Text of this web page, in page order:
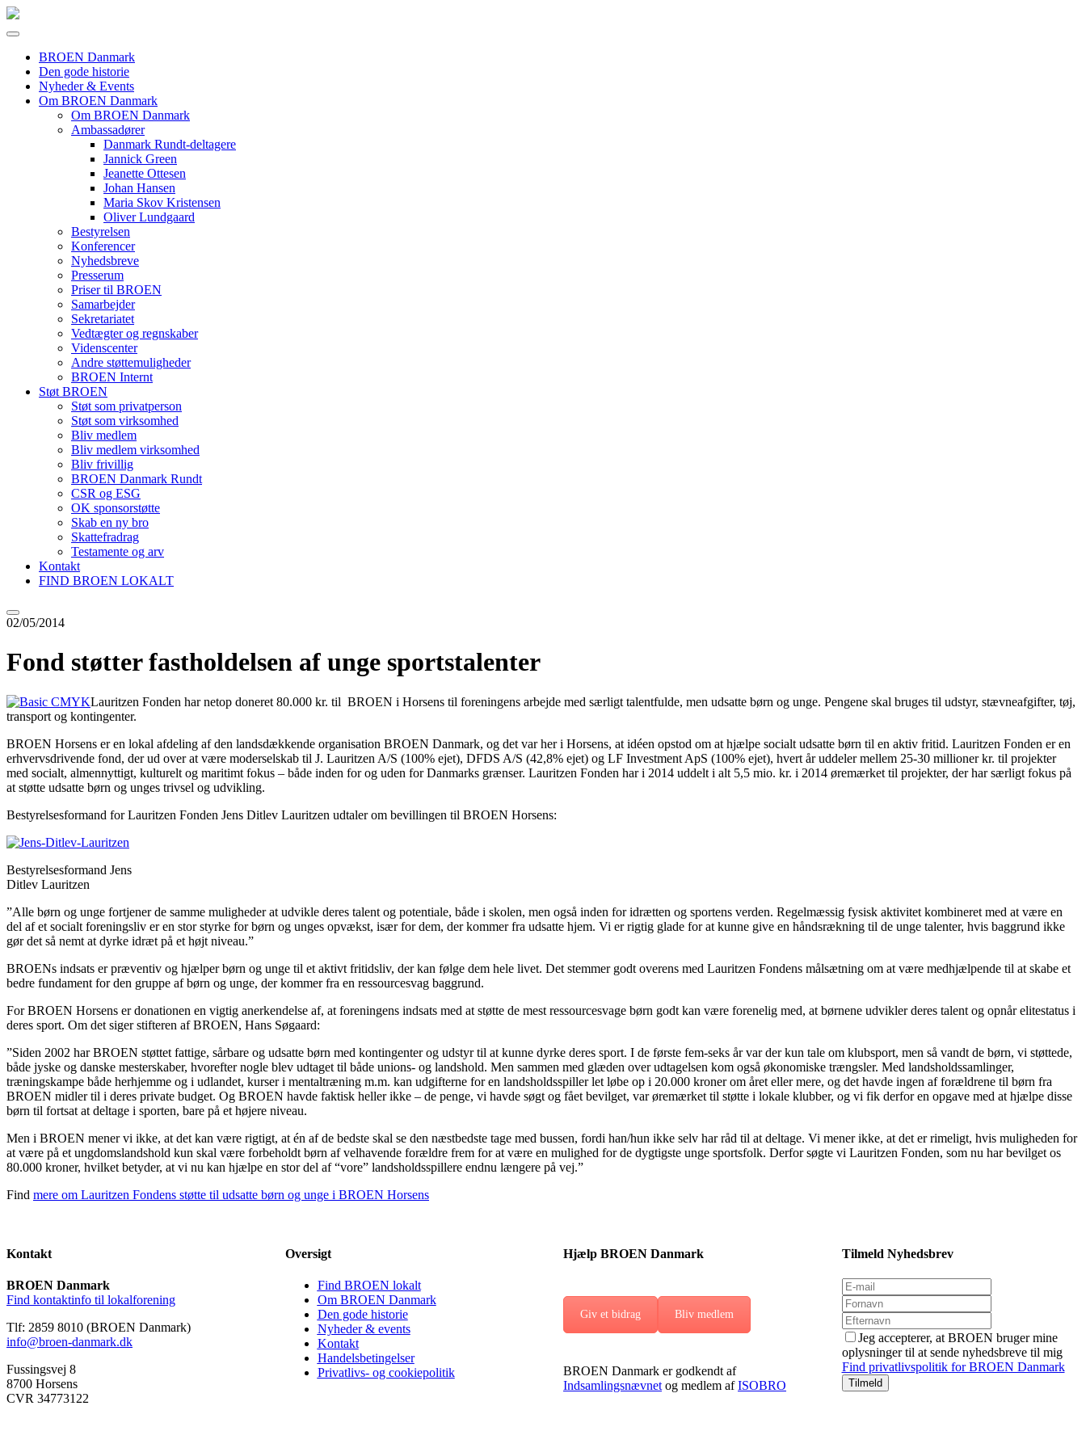
BROEN Danmark
Den gode historie
Nyheder & Events
Om BROEN Danmark
Om BROEN Danmark
Ambassadører
Danmark Rundt-deltagere
Jannick Green
Jeanette Ottesen
Johan Hansen
Maria Skov Kristensen
Oliver Lundgaard
Bestyrelsen
Konferencer
Nyhedsbreve
Presserum
Priser til BROEN
Samarbejder
Sekretariatet
Vedtægter og regnskaber
Videnscenter
Andre støttemuligheder
BROEN Internt
Støt BROEN
Støt som privatperson
Støt som virksomhed
Bliv medlem
Bliv medlem virksomhed
Bliv frivillig
BROEN Danmark Rundt
CSR og ESG
OK sponsorstøtte
Skab en ny bro
Skattefradrag
Testamente og arv
Kontakt
FIND BROEN LOKALT
02/05/2014
Fond støtter fastholdelsen af unge sportstalenter
Lauritzen Fonden har netop doneret 80.000 kr. til BROEN i Horsens til foreningens arbejde med særligt talentfulde, men udsatte børn og unge. Pengene skal bruges til udstyr, stævneafgifter, tøj,
transport og kontingenter.
BROEN Horsens er en lokal afdeling af den landsdækkende organisation BROEN Danmark, og det var her i Horsens, at idéen opstod om at hjælpe socialt udsatte børn til en aktiv fritid. Lauritzen Fonden er en
erhvervsdrivende fond, der ud over at være moderselskab til J. Lauritzen A/S (100% ejet), DFDS A/S (42,8% ejet) og LF Investment ApS (100% ejet), hvert år uddeler mellem 25-30 millioner kr. til projekter
med socialt, almennyttigt, kulturelt og maritimt fokus – både inden for og uden for Danmarks grænser. Lauritzen Fonden har i 2014 uddelt i alt 5,5 mio. kr. i 2014 øremærket til projekter, der har særligt fokus på
at støtte udsatte børn og unges trivsel og udvikling.
Bestyrelsesformand for Lauritzen Fonden Jens Ditlev Lauritzen udtaler om bevillingen til BROEN Horsens:
Bestyrelsesformand Jens
Ditlev Lauritzen
”Alle børn og unge fortjener de samme muligheder at udvikle deres talent og potentiale, både i skolen, men også inden for idrætten og sportens verden. Regelmæssig fysisk aktivitet kombineret med at være en
del af et socialt foreningsliv er en stor styrke for børn og unges opvækst, især for dem, der kommer fra udsatte hjem. Vi er rigtig glade for at kunne give en håndsrækning til de unge talenter, hvis baggrund ikke
gør det så nemt at dyrke idræt på et højt niveau.”
BROENs indsats er præventiv og hjælper børn og unge til et aktivt fritidsliv, der kan følge dem hele livet. Det stemmer godt overens med Lauritzen Fondens målsætning om at være medhjælpende til at skabe et
bedre fundament for den gruppe af børn og unge, der kommer fra en ressourcesvag baggrund.
For BROEN Horsens er donationen en vigtig anerkendelse af, at foreningens indsats med at støtte de mest ressourcesvage børn godt kan være forenelig med, at børnene udvikler deres talent og opnår elitestatus i
deres sport. Om det siger stifteren af BROEN, Hans Søgaard:
”Siden 2002 har BROEN støttet fattige, sårbare og udsatte børn med kontingenter og udstyr til at kunne dyrke deres sport. I de første fem-seks år var der kun tale om klubsport, men så vandt de børn, vi støttede,
både jyske og danske mesterskaber, hvorefter nogle blev udtaget til både unions- og landshold. Men sammen med glæden over udtagelsen kom også økonomiske trængsler. Med landsholdssamlinger,
træningskampe både herhjemme og i udlandet, kurser i mentaltræning m.m. kan udgifterne for en landsholdsspiller let løbe op i 20.000 kroner om året eller mere, og det havde ingen af forældrene til børn fra
BROEN midler til i deres private budget. Og BROEN havde faktisk heller ikke – de penge, vi havde søgt og fået bevilget, var øremærket til støtte i lokale klubber, og vi fik derfor en opgave med at hjælpe disse
børn til fortsat at deltage i sporten, bare på et højere niveau.
Men i BROEN mener vi ikke, at det kan være rigtigt, at én af de bedste skal se den næstbedste tage med bussen, fordi han/hun ikke selv har råd til at deltage. Vi mener ikke, at det er rimeligt, hvis muligheden for
at være på et ungdomslandshold kun skal være forbeholdt børn af velhavende forældre frem for at være en mulighed for de dygtigste unge sportsfolk. Derfor søgte vi Lauritzen Fonden, som nu har bevilget os
80.000 kroner, hvilket betyder, at vi nu kan hjælpe en stor del af “vore” landsholdsspillere endnu længere på vej.”
Find mere om Lauritzen Fondens støtte til udsatte børn og unge i BROEN Horsens
Kontakt
BROEN Danmark
Find kontaktinfo til lokalforening
Tlf: 2859 8010 (BROEN Danmark)
info@broen-danmark.dk
Fussingsvej 8
8700 Horsens
CVR 34773122
Oversigt
Find BROEN lokalt
Om BROEN Danmark
Den gode historie
Nyheder & events
Kontakt
Handelsbetingelser
Privatlivs- og cookiepolitik
Hjælp BROEN Danmark
Giv et bidrag Bliv medlem
BROEN Danmark er godkendt af
Indsamlingsnævnet og medlem afISOBRO
Tilmeld Nyhedsbrev
Jeg accepterer, at BROEN bruger mine
oplysninger til at sende nyhedsbreve til mig
Find privatlivspolitik for BROEN Danmark